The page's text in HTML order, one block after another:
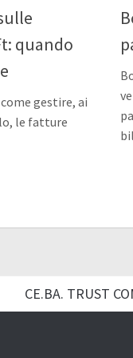
quando
gestire, ai
le fatture
CE.BA. TRUST